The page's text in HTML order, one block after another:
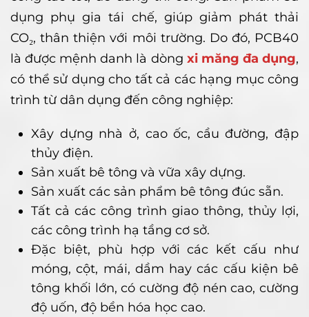
dụng phụ gia tái chế, giúp giảm phát thải
CO₂, thân thiện với môi trường. Do đó, PCB40
là được mệnh danh là dòng xi măng đa dụng,
có thể sử dụng cho tất cả các hạng mục công
trình từ dân dụng đến công nghiệp:
Xây dựng nhà ở, cao ốc, cầu đường, đập
thủy điện.
Sản xuất bê tông và vữa xây dựng.
Sản xuất các sản phẩm bê tông đúc sẵn.
Tất cả các công trình giao thông, thủy lợi,
các công trình hạ tầng cơ sở.
Đặc biệt, phù hợp với các kết cấu như
móng, cột, mái, dầm hay các cấu kiện bê
tông khối lớn, có cường độ nén cao, cường
độ uốn, độ bền hóa học cao.